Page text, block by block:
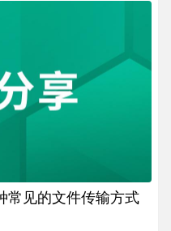
常见的文件传输方式